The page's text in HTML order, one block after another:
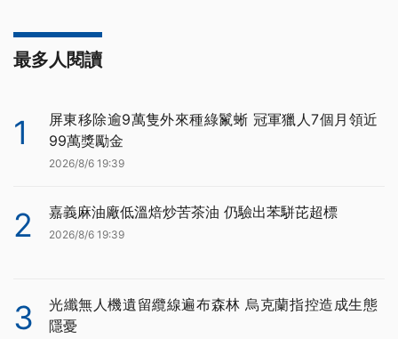
最多人閱讀
1
屏東移除逾9萬隻外來種綠鬣蜥 冠軍獵人7個月領近
99萬獎勵金
2026/8/6 19:39
2 嘉義麻油廠低溫焙炒苦茶油 仍驗出苯駢芘超標
2026/8/6 19:39
3
光纖無人機遺留纜線遍布森林 烏克蘭指控造成生態
隱憂